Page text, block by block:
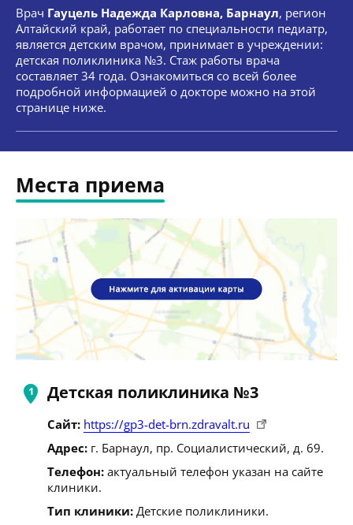
Врач Гауцель Надежда Карловна, Барнаул, регион
Алтайский край, работает по специальности педиатр,
является детским врачом, принимает в учреждении:
детская поликлиника №3. Стаж работы врача
составляет 34 года. Ознакомиться со всей более
подробной информацией о докторе можно на этой
странице ниже.
Места приема
Детская поликлиника №3
Сайт: https://gp3-det-brn.zdravalt.ru
Адрес: г. Барнаул, пр. Социалистический, д. 69.
Телефон: актуальный телефон указан на сайте
клиники.
Тип клиники: Детские поликлиники.